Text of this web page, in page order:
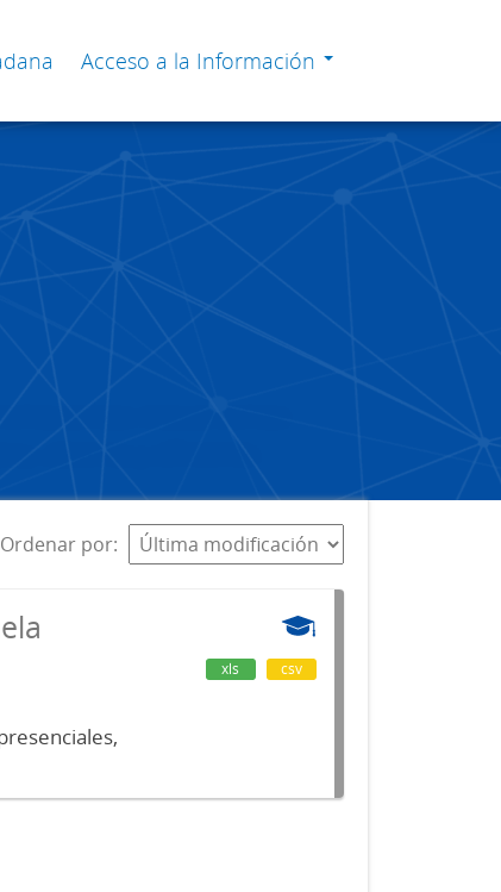
Acceso a la Información
Ordenar por
xls csv